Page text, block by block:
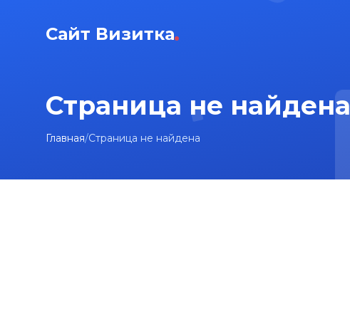
Сайт Визитка
Страница не найдена
Главная/Страница не найдена